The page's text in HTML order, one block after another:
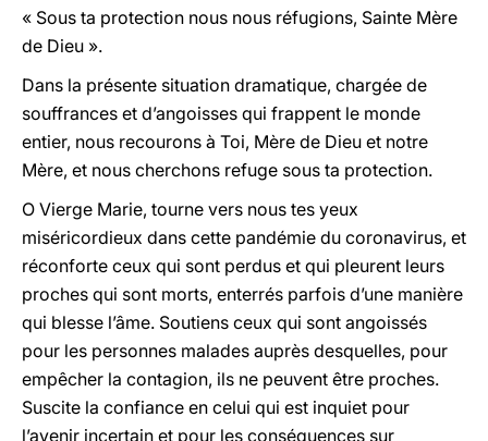
« Sous ta protection nous nous réfugions, Sainte Mère
de Dieu ».
Dans la présente situation dramatique, chargée de
souffrances et d’angoisses qui frappent le monde
entier, nous recourons à Toi, Mère de Dieu et notre
Mère, et nous cherchons refuge sous ta protection.
O Vierge Marie, tourne vers nous tes yeux
miséricordieux dans cette pandémie du coronavirus, et
réconforte ceux qui sont perdus et qui pleurent leurs
proches qui sont morts, enterrés parfois d’une manière
qui blesse l’âme. Soutiens ceux qui sont angoissés
pour les personnes malades auprès desquelles, pour
empêcher la contagion, ils ne peuvent être proches.
Suscite la confiance en celui qui est inquiet pour
l’avenir incertain et pour les conséquences sur